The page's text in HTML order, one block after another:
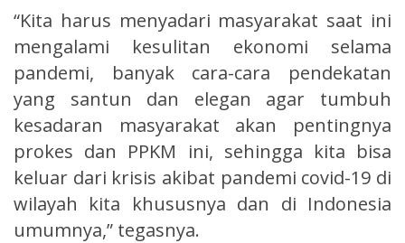
“Kita harus menyadari masyarakat saat ini
mengalami kesulitan ekonomi selama
pandemi, banyak cara-cara pendekatan
yang santun dan elegan agar tumbuh
kesadaran masyarakat akan pentingnya
prokes dan PPKM ini, sehingga kita bisa
keluar dari krisis akibat pandemi covid-19 di
wilayah kita khususnya dan di Indonesia
umumnya,” tegasnya.